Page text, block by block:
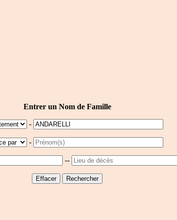
Entrer un Nom de Famille
-
-
--